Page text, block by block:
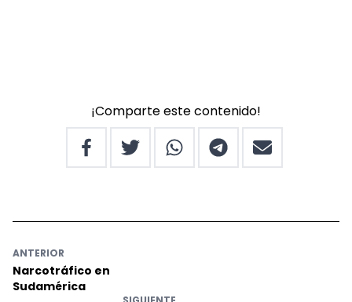
¡Comparte este contenido!
ANTERIOR
Narcotráfico en
Sudamérica